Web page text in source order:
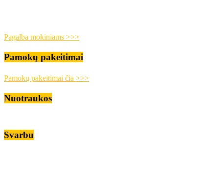
Pagalba mokiniams >>>
Pamokų pakeitimai
Pamokų pakeitimai čia >>>
Nuotraukos
Svarbu